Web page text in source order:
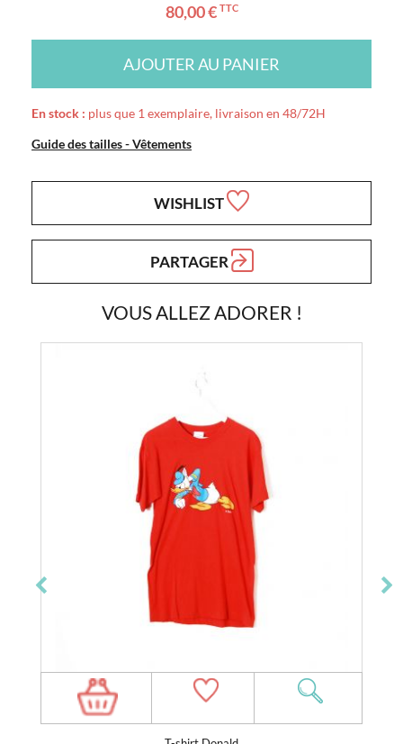
80,00 € TTC
AJOUTER AU PANIER
En stock : plus que 1 exemplaire, livraison en 48/72H
Guide des tailles - Vêtements
WISHLIST
PARTAGER
VOUS ALLEZ ADORER !